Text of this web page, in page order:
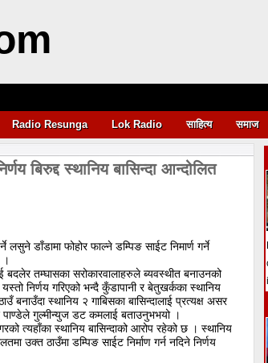
Radio Resunga Lok Radio साहित्य समाज
बिरुद्द स्थानिय बासिन्दा आन्दोलित
डाँडामा फोहोर फाल्ने डम्पिङ साईट निमार्ण गर्ने
।
तम्घासका सरोकारवालाहरुले ब्यवस्थीत बनाउनको
निर्णय गरिएको भन्दै कुँडापानी र बेतुखर्कका स्थानिय
बनाउँदा स्थानिय २ गाबिसका बासिन्दालाई प्रत्यक्ष असर
पाण्डेले गुल्मीन्युज डट कमलाई बताउनुभभयो ।
त्यहाँका स्थानिय बासिन्दाको आरोप रहेको छ । स्थानिय
उक्त ठाउँमा डम्पिङ साईट निर्माण गर्न नदिने निर्णय